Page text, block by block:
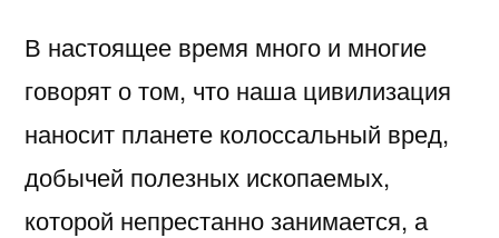
В настоящее время много и многие
говорят о том, что наша цивилизация
наносит планете колоссальный вред,
добычей полезных ископаемых,
которой непрестанно занимается, а